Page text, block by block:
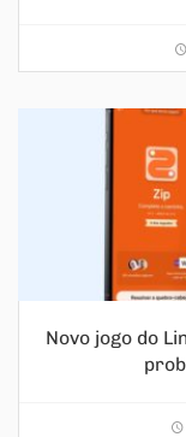
Novo jogo do